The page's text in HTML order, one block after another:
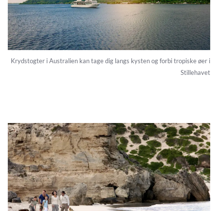
Krydstogter i Australien kan tage dig langs kysten og forbi tropiske øer i
Stillehavet